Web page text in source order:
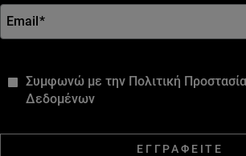
Email*
Συμφωνώ με την Πολιτική
Δεδομένων
ΕΓΓΡΑΦΕΙΤΕ